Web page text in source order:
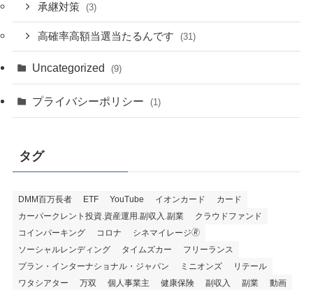
承継対策 (3)
高確率高額当選当たるんです (31)
Uncategorized (9)
プライバシーポリシー (1)
タグ
DMM百万長者 ETF YouTube イオンカード
カード
カーパークレント投資.資産運用.副収入.副業
クラウドファンド
コインパーキング
コロナ
シネマイレージ🄬
ソーシャルレンディング
タイムズカー
フリーランス
プラン・インターナショナル・ジャパン
ミニオンズ
リテール
ワタシアター
万双 個人事業主 健康保険 副収入 副業
動画